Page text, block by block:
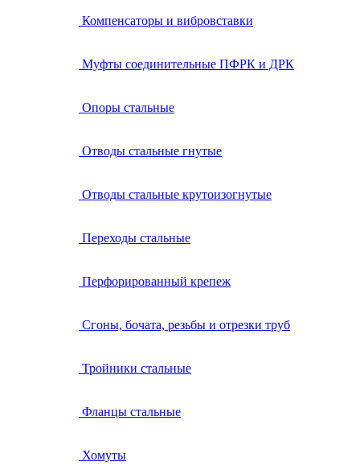
Компенсаторы и вибровставки
Муфты соединительные ПФРК и ДРК
Опоры стальные
Отводы стальные гнутые
Отводы стальные крутоизогнутые
Переходы стальные
Перфорированный крепеж
Сгоны, бочата, резьбы и отрезки труб
Тройники стальные
Фланцы стальные
Хомуты